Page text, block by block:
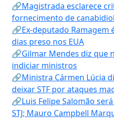
🔗Magistrada esclarece
fornecimento de
🔗Ex-deputado Ramagem
dias preso nos EUA
🔗Gilmar Mendes diz que
indiciar ministros
🔗Ministra Cármen Lúcia
deixar STF por ataques
🔗Luis Felipe Salomão
STJ; Mauro Campbell